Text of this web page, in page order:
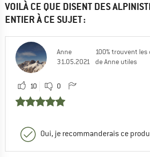
VOILÀ CE QUE DISENT DES
ENTIER À CE SUJET :
Anne
31.05.2021
100% trouvent
de Anne utiles
10 0
Oui, je recommanderais ce